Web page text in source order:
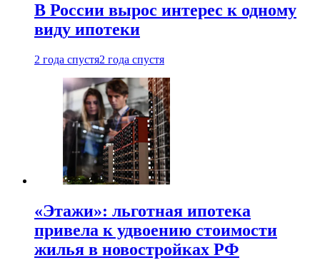
В России вырос интерес к одному
виду ипотеки
2 года спустя2 года спустя
«Этажи»: льготная ипотека
привела к удвоению стоимости
жилья в новостройках РФ